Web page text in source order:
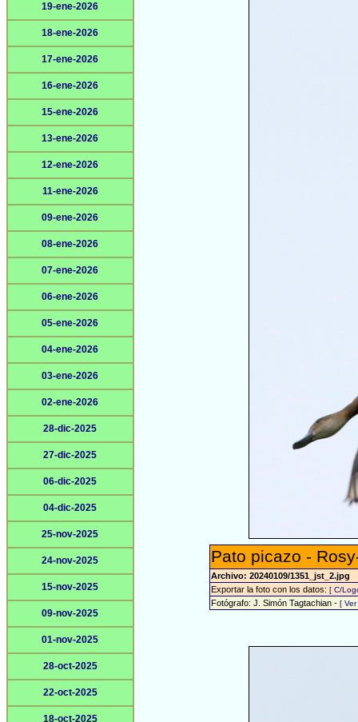
19-ene-2026
18-ene-2026
17-ene-2026
16-ene-2026
15-ene-2026
13-ene-2026
12-ene-2026
11-ene-2026
09-ene-2026
08-ene-2026
07-ene-2026
06-ene-2026
05-ene-2026
04-ene-2026
03-ene-2026
02-ene-2026
28-dic-2025
27-dic-2025
06-dic-2025
04-dic-2025
25-nov-2025
24-nov-2025
15-nov-2025
09-nov-2025
01-nov-2025
28-oct-2025
22-oct-2025
18-oct-2025
Pato picazo -
Archivo: 20240109/1351_jst_2.jpg
Exportar la foto con los datos:[ C/
Fotógrafo: J. Simón Tagtachian -[